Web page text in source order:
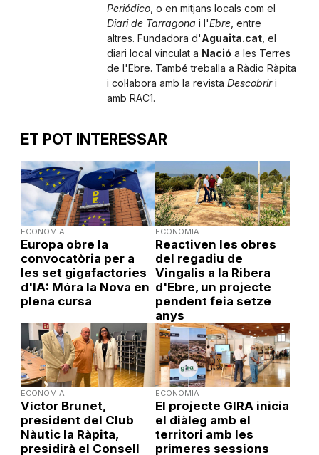
Periódico, o en mitjans locals com el
Diari de Tarragona i l'Ebre, entre
altres. Fundadora d'Aguaita.cat, el
diari local vinculat a Nació a les Terres
de l'Ebre. També treballa a Ràdio Ràpita
i col·labora amb la revista Descobriri
amb RAC1.
ET POT INTERESSAR
ECONOMIA
Europa obre la
convocatòria per a
les set gigafactories
d'IA: Móra la Nova en
plena cursa
ECONOMIA
Reactiven les obres
del regadiu de
Vingalis a la Ribera
d'Ebre, un projecte
pendent feia setze
anys
ECONOMIA
Víctor Brunet,
president del Club
Nàutic la Ràpita,
presidirà el Consell
ECONOMIA
El projecte GIRA inicia
el diàleg amb el
territori amb les
primeres sessions